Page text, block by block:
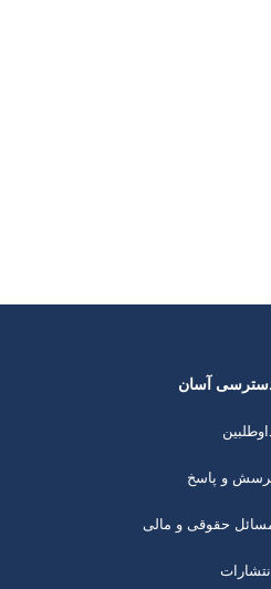
آسان
و پاسخ
حقوقی و مالی
انتشارات